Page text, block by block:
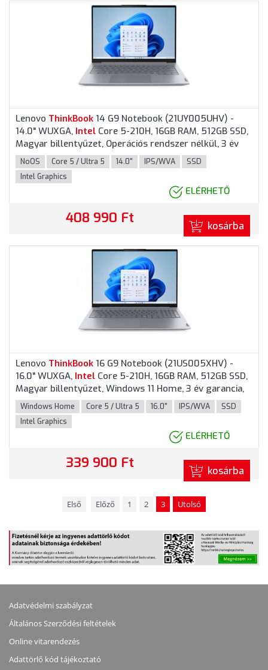
Lenovo ThinkBook 14 G9 Notebook (21UY005UHV) -
14.0" WUXGA, Intel Core 5-210H, 16GB RAM, 512GB SSD,
Magyar billentyűzet, Operációs rendszer nélkül, 3 év
garancia, Szürke színben
NoOS Core 5 / Ultra 5 14.0" IPS/WVA
SSD
Intel Graphics
ELÉRHETŐ
408 990 Ft kosárba
Lenovo ThinkBook 16 G9 Notebook (21US005XHV) -
16.0" WUXGA, Intel Core 5-210H, 16GB RAM, 512GB SSD,
Magyar billentyűzet, Windows 11 Home, 3 év garancia,
Szürke színben
Windows Home Core 5 / Ultra 5 16.0" IPS/WVA
SSD
Intel Graphics
ELÉRHETŐ
339 900 Ft kosárba
Első Előző 1 2 3 Utolsó
Adatvédelmi szabályzat
Általános Szerződési feltételek
Online vitarendezés
Adattörlő kód tájékoztató